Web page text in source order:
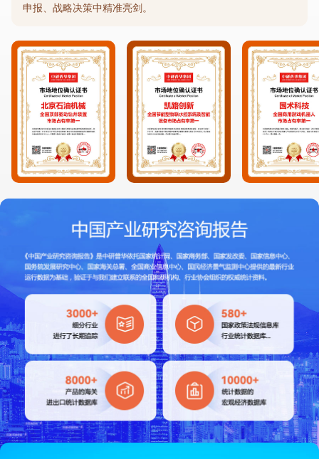
申报、战略决策中精准亮剑。